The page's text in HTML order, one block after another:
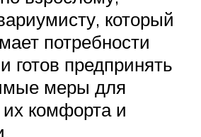
который
потребности
готов предпринять
меры для
комфорта и